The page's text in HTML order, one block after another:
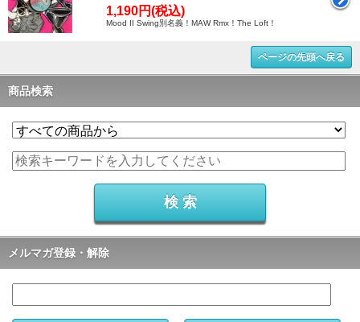
1,190円(税込)
Mood II Swing別名義！MAW Rmx！The Loft！
ページの先頭へ戻る
商品検索
メルマガ登録・解除